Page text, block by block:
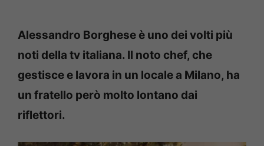
Alessandro Borghese è uno dei volti più
noti della tv italiana. Il noto chef, che
gestisce e lavora in un locale a Milano, ha
un fratello però molto lontano dai
riflettori.